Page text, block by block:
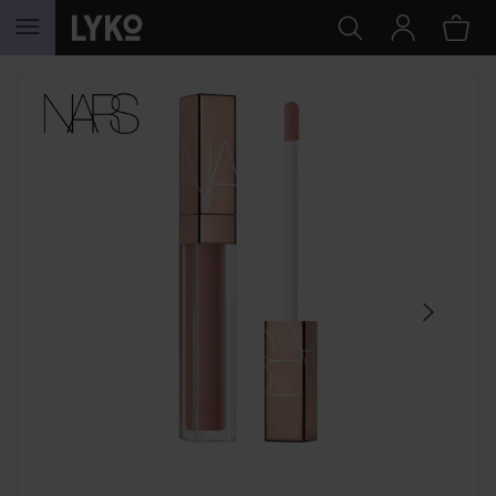
HOPPA TILL INNEHÅLLET
HOPPA ÖVER SEKTIONEN